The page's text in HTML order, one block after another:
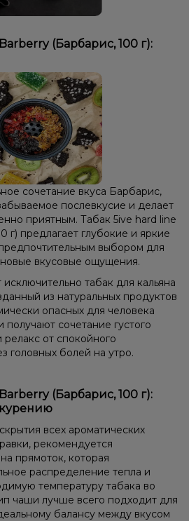
(Барбарис, 100 г):
сочетание вкуса Барбарис,
послевкусие и делает
приятным. Табак 5ive hard line
г) предлагает глубокие и яркие
выбором для
вкусовые ощущения.
табак для кальяна
из натуральных продуктов
опасных для человека
получают сочетание густого
от спокойного
головных болей на утро.
(Барбарис, 100 г):
всех ароматических
рекомендуется
прямоток, которая
распределение тепла и
температуру табака во
чаши лучше всего подходит для
балансу между вкусом